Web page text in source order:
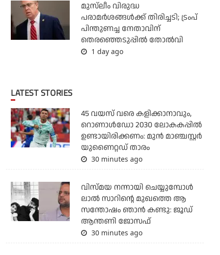
മുസ്‌ലീം വിരുദ്ധ
പരാമര്‍ശങ്ങള്‍ക്ക് തിരിച്ചടി; ട്രംപ്
പിന്തുണച്ച നേതാവിന്
തെരഞ്ഞെടുപ്പില്‍ തോല്‍വി
1 day ago
LATEST STORIES
45 വയസ് വരെ കളിക്കാനാവും,
റൊണാള്‍ഡോ 2030 ലോകകപ്പില്‍
ഉണ്ടായിരിക്കണം: മുന്‍ മാഞ്ചസ്റ്റര്‍
യുണൈറ്റഡ് താരം
30 minutes ago
വിസ്മയ നന്നായി ചെയ്യുമ്പോൾ
ലാൽ സാറിന്റെ മുഖത്തെ ആ
സന്തോഷം ഞാൻ കണ്ടു: ജൂഡ്
ആന്തണി ജോസഫ്
30 minutes ago